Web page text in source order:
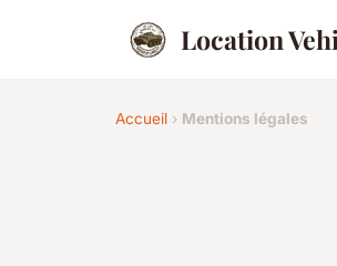
Location
Accueil › Mentions légales